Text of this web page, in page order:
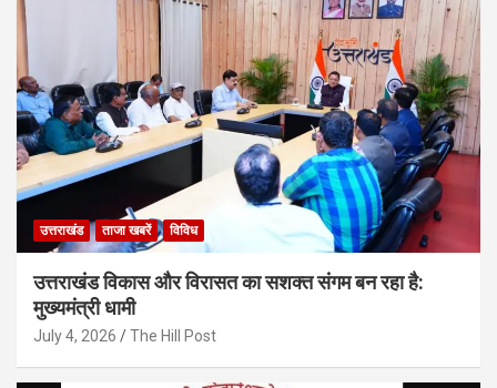
उत्तराखंड ताजा खबरें विविध
उत्तराखंड विकास और विरासत का सशक्त संगम बन रहा है:
मुख्यमंत्री धामी
July 4, 2026 The Hill Post